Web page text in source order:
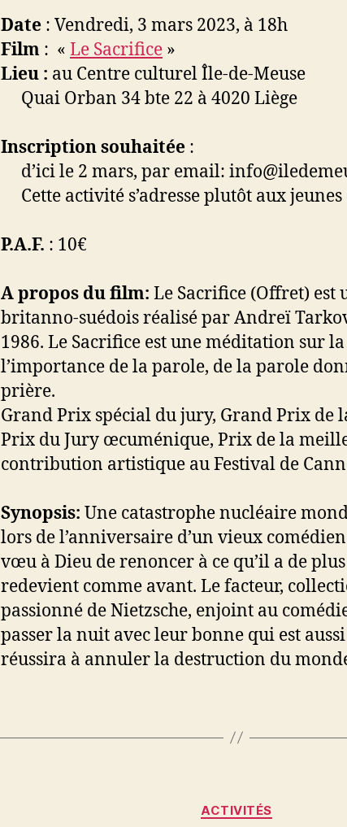
Date : Vendredi, 3 mars 2023, à 18h
Film : « Le Sacrifice »
Lieu : au Centre culturel Île-de-Meuse
Quai Orban 34 bte 22 à 4020 Liège
Inscription souhaitée :
d’ici le 2 mars, par email:
Cette activité s’adresse plutôt aux jeunes
P.A.F. : 10€
A propos du film: Le Sacrifice (Offret)
britanno-suédois réalisé par Andreï
1986. Le Sacrifice est une méditation sur
l’importance de la parole, de la parole
prière.
Grand Prix spécial du jury, Grand Prix de
Prix du Jury œcuménique, Prix de la
contribution artistique au Festival de
Synopsis: Une catastrophe nucléaire
lors de l’anniversaire d’un vieux
vœu à Dieu de renoncer à ce qu’il a de
redevient comme avant. Le facteur,
passionné de Nietzsche, enjoint au
passer la nuit avec leur bonne qui est
réussira à annuler la destruction du
Catégories
ACTIVITÉS